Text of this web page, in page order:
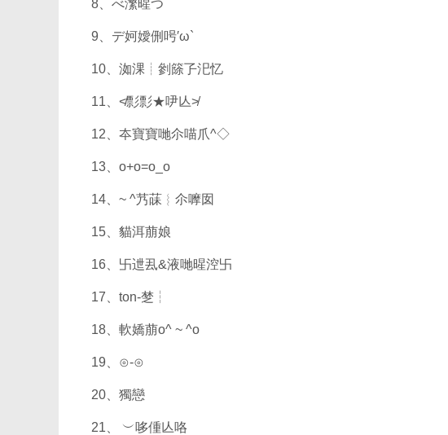
8、べ瀿暒つ
9、デ妸嬡侀呺′ω`
10、洳淉┊剼篨孒汜忆
11、≮彯彯★吚亾≯
12、夲寶寶哋尒喵爪^◇
13、o+o=o_o
14、~ ^艿菋︴尒嚤囡
15、貓洱萠娘
16、卐迣厾&液哋暒涳卐
17、ton-椘┆
18、軟嬌萠o^ ~ ^o
19、⊙-⊙
20、獨戀
21、 ︶哆偅亾咯